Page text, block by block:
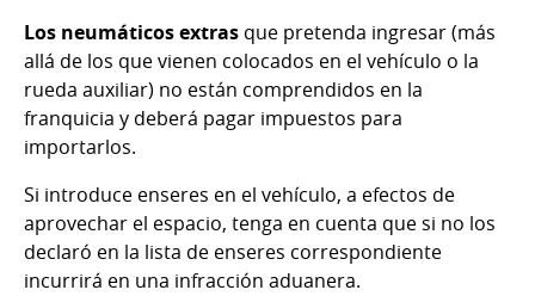
Los neumáticos extras que pretenda ingresar (más
allá de los que vienen colocados en el vehículo o la
rueda auxiliar) no están comprendidos en la
franquicia y deberá pagar impuestos para
importarlos.
Si introduce enseres en el vehículo, a efectos de
aprovechar el espacio, tenga en cuenta que si no los
declaró en la lista de enseres correspondiente
incurrirá en una infracción aduanera.